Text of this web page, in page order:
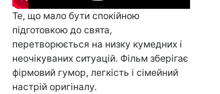
Те, що мало бути спокійною
підготовкою до свята,
перетворюється на низку кумедних і
неочікуваних ситуацій. Фільм зберігає
фірмовий гумор, легкість і сімейний
настрій оригіналу.